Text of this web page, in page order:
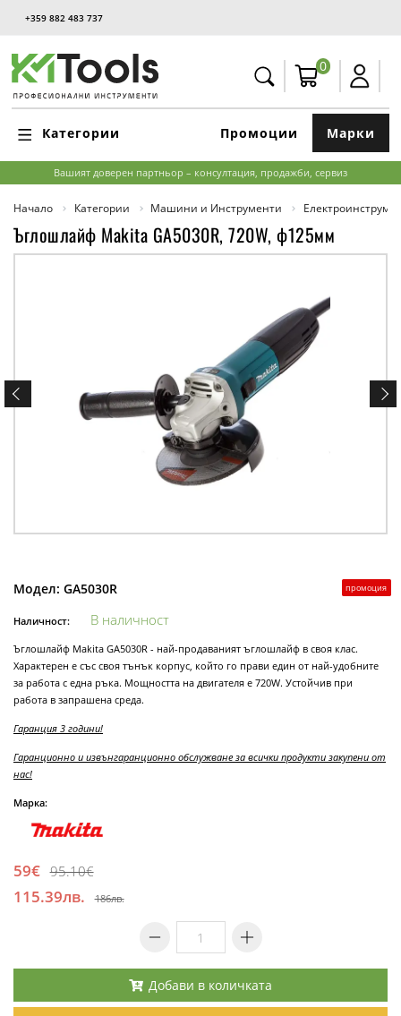
+359 882 483 737
0
Категории Марки
Промоции
Вашият доверен партньор – консултация, продажби, сервиз
Начало Категории Машини и Инструменти
Ъглошлайф Makita GA5030R, 720W, ф125мм
промоция
Модел: GA5030R
Наличност: В наличност
Ъглошлайф Makita GA5030R - най-продаваният ъглошлайф в своя клас.
Характерен е със своя тънък корпус, който го прави един от най-удобните
за работа с една ръка. Мощността на двигателя е 720W. Устойчив при
работа в запрашена среда.
Гаранция 3 години!
Гаранционно и извънгаранционно обслужване за всички продукти закупени от
нас!
Марка:
59€ 95.10€
115.39лв. 186лв.
Добави в количката